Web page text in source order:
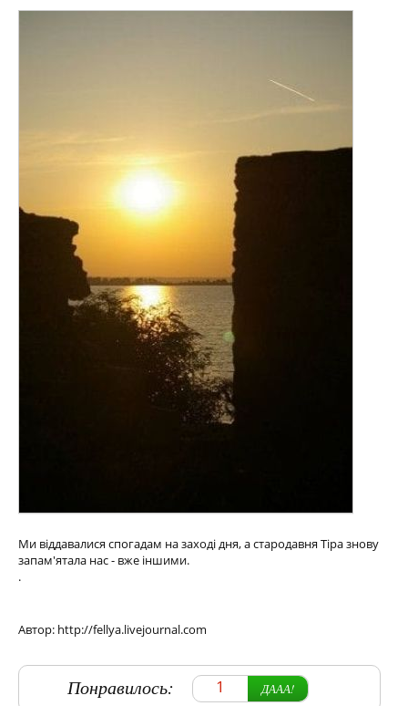
Ми віддавалися спогадам на заході дня, а стародавня Тіра знову
запам'ятала нас - вже іншими.
.
Автор: http://fellya.livejournal.com
Понравилось: 1 ДААА!